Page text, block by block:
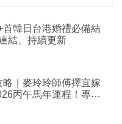
韓日台港婚禮必備結
結、持續更新
｜麥玲玲師傅擇宜嫁
丙午馬年運程！專業
肖指南